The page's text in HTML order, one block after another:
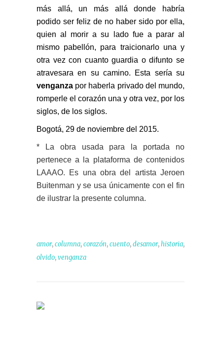
más allá, un más allá donde habría
podido ser feliz de no haber sido por ella,
quien al morir a su lado fue a parar al
mismo pabellón, para traicionarlo una y
otra vez con cuanto guardia o difunto se
atravesara en su camino. Esta sería su
venganza por haberla privado del mundo,
romperle el corazón una y otra vez, por los
siglos, de los siglos.
Bogotá, 29 de noviembre del 2015.
* La obra usada para la portada no
pertenece a la plataforma de contenidos
LAAAO. Es una obra del artista Jeroen
Buitenman y se usa únicamente con el fin
de ilustrar la presente columna.
amor,columna,corazón,cuento,desamor,historia,
olvido,venganza